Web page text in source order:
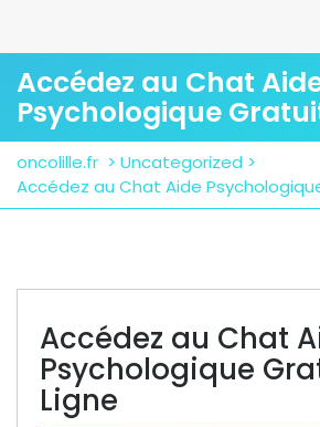
Accédez au Chat
Psychologique
oncolille.fr > Uncategorized >
Accédez au Chat Aide
Accédez au Chat
Psychologique
Ligne